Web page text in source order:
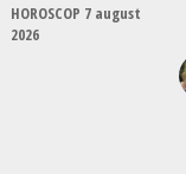
HOROSCOP 7 august
2026